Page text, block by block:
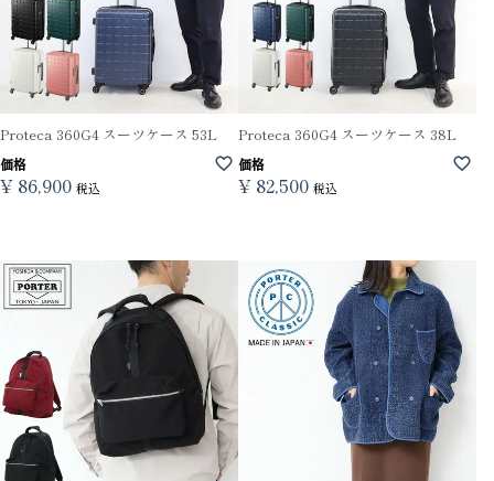
Proteca 360G4 スーツケース 53L
価格
¥ 86,900 税込
Proteca 360G4 スーツケース 38L
価格
¥ 82,500 税込